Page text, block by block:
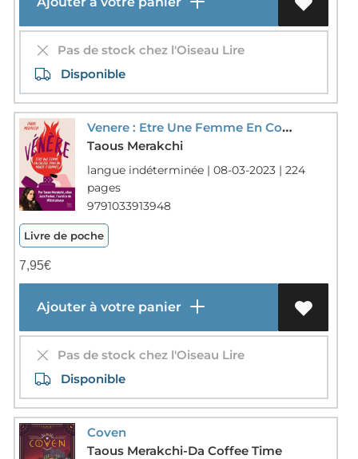
Pas de stock chez l'Oiseau Lire
Disponible
Venere : Etre Une Femme En Colere Dans Un Monde D'hommes
Taous Merakchi
langue indéterminée | 08-03-2023 | 224
pages
9791033913948
Livre de poche
7,95€
Ajouter à votre panier
Pas de stock chez l'Oiseau Lire
Disponible
Coven
Taous Merakchi-Da Coffee Time